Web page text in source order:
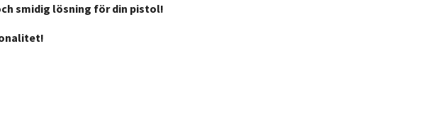
smidig lösning för din pistol!